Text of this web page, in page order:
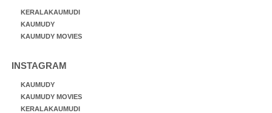
KERALAKAUMUDI
KAUMUDY
KAUMUDY MOVIES
INSTAGRAM
KAUMUDY
KAUMUDY MOVIES
KERALAKAUMUDI